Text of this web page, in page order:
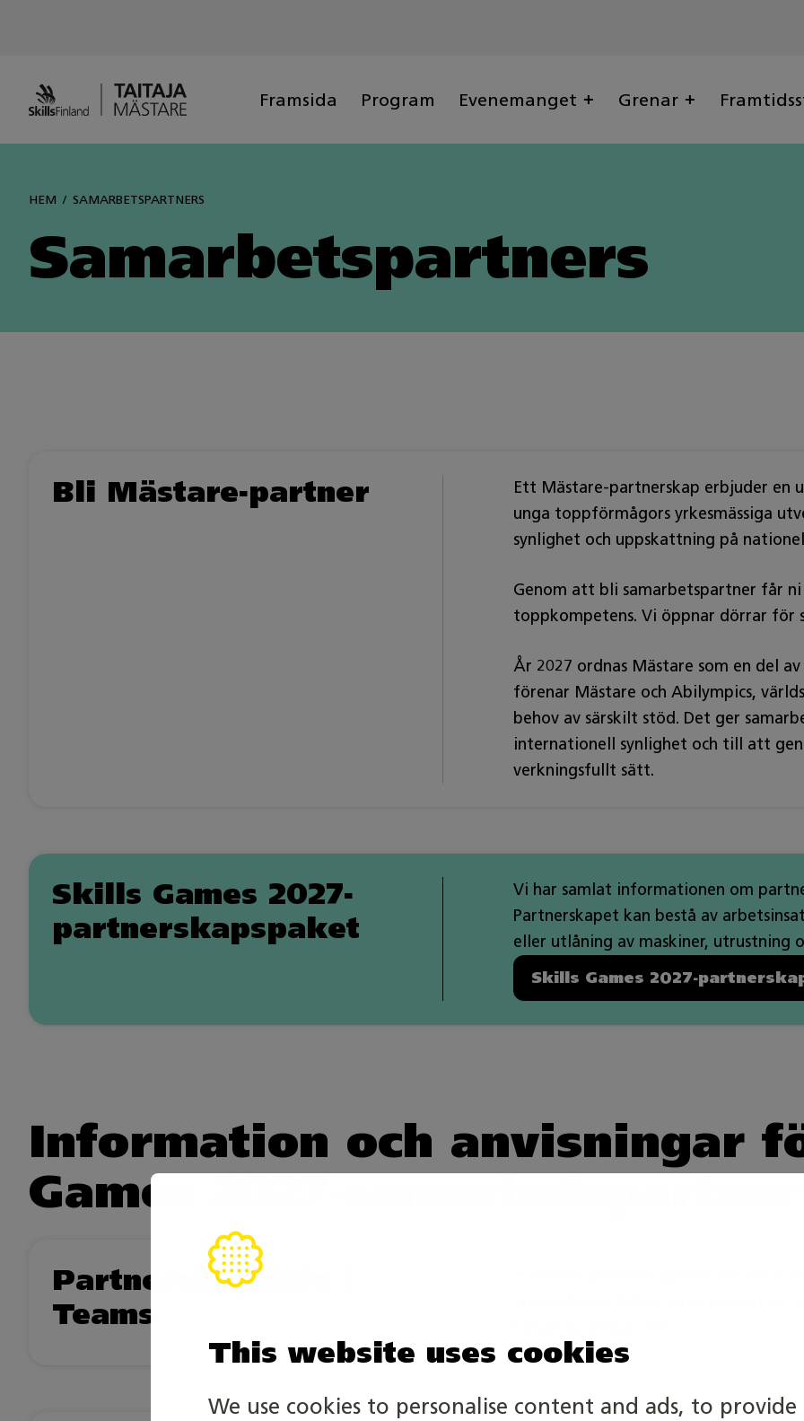
This website uses cookies
We use cookies to personalise content and ads, to provide
Framsida Program Evenemanget Grenar
HEM SAMARBETSPARTNERS
Samarbetspartners
Bli Mästare-partner
Ett Mästare-partnerskap erbjuder
unga toppförmågors yrkesmässiga
synlighet och uppskattning på
Genom att bli samarbetspartner får
toppkompetens. Vi öppnar dörrar för
År 2027 ordnas Mästare som en del
förenar Mästare och Abilympics,
behov av särskilt stöd. Det ger
internationell synlighet och till att
verkningsfullt sätt.
Skills Games 2027-
partnerskapspaket
Vi har samlat informationen om
Partnerskapet kan bestå av
eller utlåning av maskiner, utrustning
Skills Games 2027-
Information och anvisningar
Games 2027-samarbetspartner
Partnerskapsinfo i
Teams
Vi ordnar partnerskapsinfo för de
om praktiska frågor. Information om